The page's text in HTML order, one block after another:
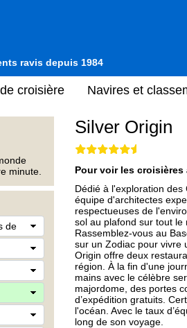
ravis depuis 1984
croisière Navires et
minute.
Silver Origin
Pour voir les
Dédié à l'exploration
équipe d'architectes
respectueuses de
sol au plafond sur tout le
Rassemblez-vous au
sur un Zodiac pour vivre
Origin offre deux
région. À la fin d'une
mains avec le célèbre
majordome, des portes
d’expédition gratuits.
l'océan. Avec le taux
long de son voyage.